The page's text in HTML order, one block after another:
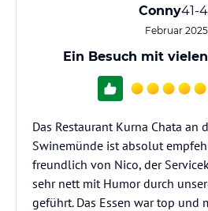
Conny41-
Februar 2025
Ein Besuch mit
Das Restaurant Kurna Chata an
Swinemünde ist absolut
freundlich von Nico, der
sehr nett mit Humor durch
geführt. Das Essen war top und